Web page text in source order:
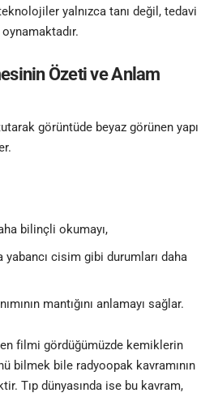
yalnızca tanı değil, tedavi
Özeti ve Anlam
görüntüde beyaz görünen yapı
bilinçli okumayı,
yabancı cisim gibi durumları daha
mantığını anlamayı sağlar.
filmi gördüğümüzde kemiklerin
bilmek bile radyoopak kavramının
Tıp dünyasında ise bu kavram,